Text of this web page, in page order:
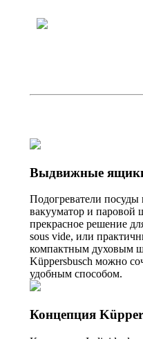
Выдвижные
Подогреватели
вакууматор и паровой
прекрасное решение
sous vide, или
компактным духовым
Küppersbusch можно
удобным способом.
Концепция